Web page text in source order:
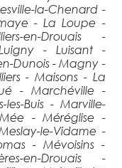
la-Chenard -
- La Loupe -
en-Drouais -
- Luisant -
Dunois - Magny -
- Maisons - La
- Marchéville -
Buis - Marville-
- Méréglise -
le-Vidame -
- Mévoisins -
en-Drouais -